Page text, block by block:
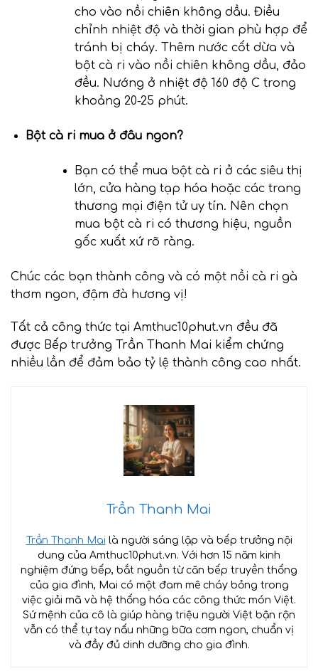
cho vào nồi chiên không dầu. Điều
chỉnh nhiệt độ và thời gian phù hợp để
tránh bị cháy. Thêm nước cốt dừa và
bột cà ri vào nồi chiên không dầu, đảo
đều. Nướng ở nhiệt độ 160 độ C trong
khoảng 20-25 phút.
Bột cà ri mua ở đâu ngon?
Bạn có thể mua bột cà ri ở các siêu thị
lớn, cửa hàng tạp hóa hoặc các trang
thương mại điện tử uy tín. Nên chọn
mua bột cà ri có thương hiệu, nguồn
gốc xuất xứ rõ ràng.
Chúc các bạn thành công và có một nồi cà ri gà
thơm ngon, đậm đà hương vị!
Tất cả công thức tại Amthuc10phut.vn đều đã
được Bếp trưởng Trần Thanh Mai kiểm chứng
nhiều lần để đảm bảo tỷ lệ thành công cao nhất.
Trần Thanh Mai
Trần Thanh Mai là người sáng lập và bếp trưởng nội
dung của Amthuc10phut.vn. Với hơn 15 năm kinh
nghiệm đứng bếp, bắt nguồn từ căn bếp truyền thống
của gia đình, Mai có một đam mê cháy bỏng trong
việc giải mã và hệ thống hóa các công thức món Việt.
Sứ mệnh của cô là giúp hàng triệu người Việt bận rộn
vẫn có thể tự tay nấu những bữa cơm ngon, chuẩn vị
và đầy đủ dinh dưỡng cho gia đình.